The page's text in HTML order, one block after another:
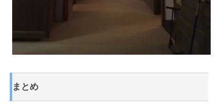
まとめ